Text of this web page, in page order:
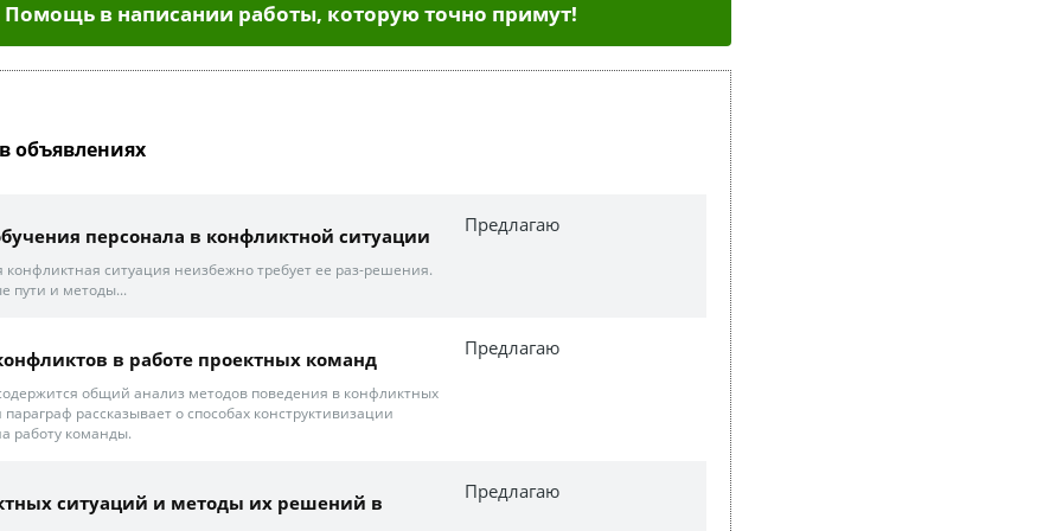
Помощь в написании работы, которую точно примут!
объявлениях
персонала в конфликтной ситуации
ситуация неизбежно требует ее раз-решения.
пути и методы...
Предлагаю
в работе проектных команд
общий анализ методов поведения в конфликтных
рассказывает о способах конструктивизации
работу команды.
Предлагаю
ситуаций и методы их решений в Предлагаю